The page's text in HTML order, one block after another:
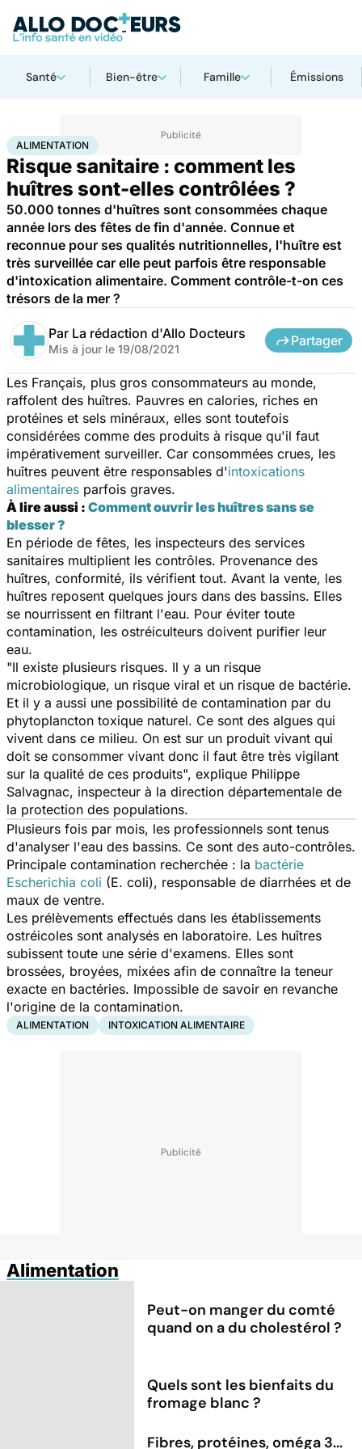
Santé Bien-être Famille Émissions
AccueilBien-être Nutrition Alimentation
ALIMENTATION
Risque sanitaire : comment les
huîtres sont-elles contrôlées ?
50.000 tonnes d'huîtres sont consommées chaque
année lors des fêtes de fin d'année. Connue et
reconnue pour ses qualités nutritionnelles, l'huître est
très surveillée car elle peut parfois être responsable
d'intoxication alimentaire. Comment contrôle-t-on ces
trésors de la mer ?
Par La rédaction d'Allo Docteurs
Mis à jour le 19/08/2021
Partager
Les Français, plus gros consommateurs au monde,
raffolent des huîtres. Pauvres en calories, riches en
protéines et sels minéraux, elles sont toutefois
considérées comme des produits à risque qu'il faut
impérativement surveiller. Car consommées crues, les
huîtres peuvent être responsables d'intoxications
alimentaires parfois graves.
À lire aussi : Comment ouvrir les huîtres sans se
blesser ?
En période de fêtes, les inspecteurs des services
sanitaires multiplient les contrôles. Provenance des
huîtres, conformité, ils vérifient tout. Avant la vente, les
huîtres reposent quelques jours dans des bassins. Elles
se nourrissent en filtrant l'eau. Pour éviter toute
contamination, les ostréiculteurs doivent purifier leur
eau.
"Il existe plusieurs risques. Il y a un risque
microbiologique, un risque viral et un risque de bactérie.
Et il y a aussi une possibilité de contamination par du
phytoplancton toxique naturel. Ce sont des algues qui
vivent dans ce milieu. On est sur un produit vivant qui
doit se consommer vivant donc il faut être très vigilant
sur la qualité de ces produits", explique Philippe
Salvagnac, inspecteur à la direction départementale de
la protection des populations.
Plusieurs fois par mois, les professionnels sont tenus
d'analyser l'eau des bassins. Ce sont des auto-contrôles.
Principale contamination recherchée : la bactérie
Escherichia coli (E. coli), responsable de diarrhées et de
maux de ventre.
Les prélèvements effectués dans les établissements
ostréicoles sont analysés en laboratoire. Les huîtres
subissent toute une série d'examens. Elles sont
brossées, broyées, mixées afin de connaître la teneur
exacte en bactéries. Impossible de savoir en revanche
l'origine de la contamination.
ALIMENTATION INTOXICATION ALIMENTAIRE
Alimentation
Peut-on manger du comté
quand on a du cholestérol ?
Quels sont les bienfaits du
fromage blanc ?
Fibres, protéines, oméga 3...